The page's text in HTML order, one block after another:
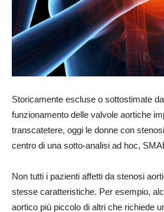
Storicamente escluse o sottostimate
funzionamento delle valvole aortiche
transcatetere, oggi le donne con
centro di una sotto-analisi ad hoc,
Non tutti i pazienti affetti da stenosi
stesse caratteristiche. Per esempio,
aortico più piccolo di altri che richiede